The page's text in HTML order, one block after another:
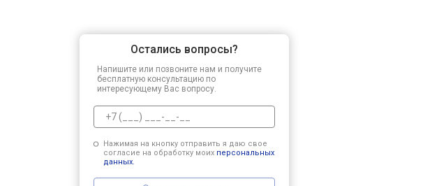
Остались вопросы?
Напишите или позвоните нам и получите
бесплатную консультацию по
интересующему Вас вопросу.
Нажимая на кнопку отправить я даю свое
согласие на обработку моих персональных
данных.